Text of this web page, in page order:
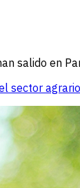
salido en
sector agrario